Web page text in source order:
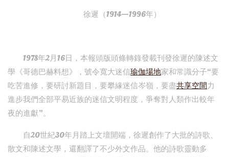
徐遲（1914—1996年）
1978年2月16日，本報頭版頭條轉錄發載刊發徐遲的陳述文
學《哥德巴赫料想》，號令寬大迷信瑜伽場地家和常識分子“要
吃苦進修，要研討新題目，要攀緣迷信岑嶺，要盡共享空間力
進步我們全部平易近族的迷信文明程度，爭奪對人類作出較年
夜的進獻”。
自20世紀30年月踏上文壇開端，徐遲創作了大批的詩歌、
散文和陳述文學，還翻譯了不少外文作品。他的詩歌靈動多